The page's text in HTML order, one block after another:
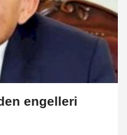
engelleri